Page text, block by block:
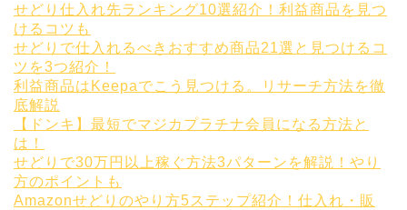
せどり仕入れ先ランキング10選紹介！利益商品を見つ
けるコツも
せどりで仕入れるべきおすすめ商品21選と見つけるコ
ツを3つ紹介！
利益商品はKeepaでこう見つける。リサーチ方法を徹
底解説
【ドンキ】最短でマジカプラチナ会員になる方法と
は！
せどりで30万円以上稼ぐ方法3パターンを解説！やり
方のポイントも
Amazonせどりのやり方5ステップ紹介！仕入れ・販